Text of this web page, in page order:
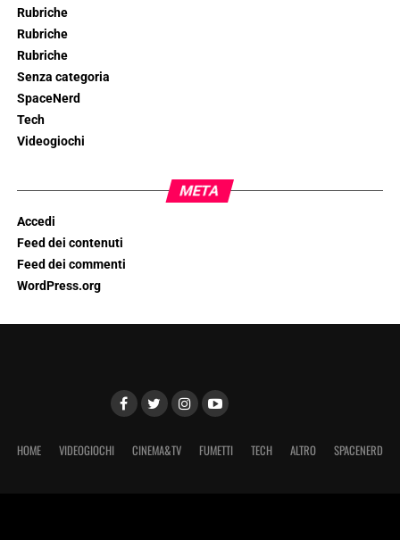
Rubriche
Rubriche
Rubriche
Senza categoria
SpaceNerd
Tech
Videogiochi
META
Accedi
Feed dei contenuti
Feed dei commenti
WordPress.org
HOME VIDEOGIOCHI CINEMA&TV FUMETTI TECH ALTRO SPACENERD